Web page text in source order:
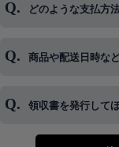
◆即日発送を行な
※発送後、発送準
どのような支払方
◆代金引換・クレ
商品や配送日時な
◆商品発送前の変更
さい。
領収書を発行して